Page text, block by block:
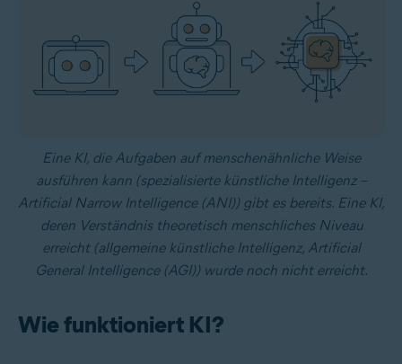
Eine KI, die Aufgaben auf menschenähnliche Weise
ausführen kann (spezialisierte künstliche Intelligenz –
Artificial Narrow Intelligence (ANI)) gibt es bereits. Eine KI,
deren Verständnis theoretisch menschliches Niveau
erreicht (allgemeine künstliche Intelligenz, Artificial
General Intelligence (AGI)) wurde noch nicht erreicht.
Wie funktioniert KI?